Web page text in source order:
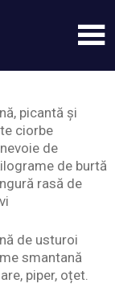
picantă și
ciorbe
de
de burtă
rasă de
de usturoi
smantană
piper, oțet.